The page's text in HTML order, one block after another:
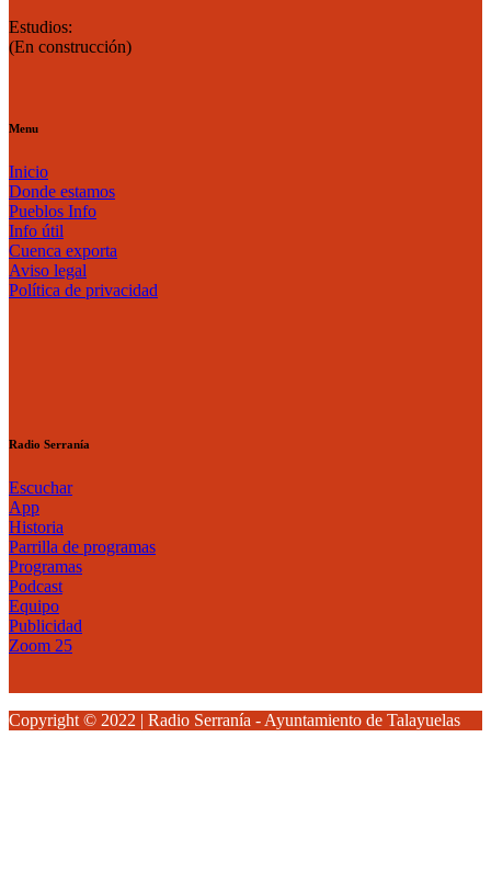
Estudios:
(En construcción)
Menu
Inicio
Donde estamos
Pueblos Info
Info útil
Cuenca exporta
Aviso legal
Política de privacidad
Radio Serranía
Escuchar
App
Historia
Parrilla de programas
Programas
Podcast
Equipo
Publicidad
Zoom 25
Copyright © 2022 | Radio Serranía - Ayuntamiento de Talayuelas